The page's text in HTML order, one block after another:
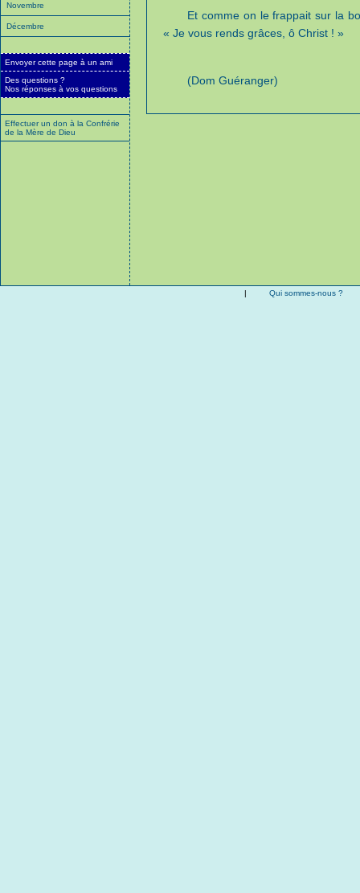
Novembre
Décembre
Envoyer cette page à un ami
Des questions ?
Nos réponses à vos questions
Effectuer un don à la Confrérie
de la Mère de Dieu
Et comme on le frappait sur la
« Je vous rends grâces, ô Christ ! »
(Dom Guéranger)
| Qui sommes-nous ?